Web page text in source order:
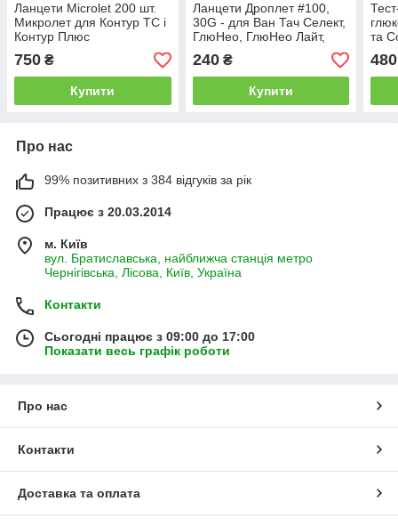
Ланцети Microlet 200 шт.
Микролет для Контур ТС і
Контур Плюс
750 ₴
Купити
Ланцети Дроплет #100,
30G - для Ван Тач Селект,
ГлюНео, ГлюНео Лайт,
Контур Плюс, Біонайм,
Калла Веллион,
240₴
Купити
та
-
480
Про нас
99% позитивних з 384 відгуків за рік
Працює з 20.03.2014
м. Київ
вул. Братиславська, найближча станція метро
Чернігівська, Лісова, Київ, Україна
Контакти
Сьогодні працює з 09:00 до 17:00
Показати весь графік роботи
Про нас
Контакти
Доставка та оплата